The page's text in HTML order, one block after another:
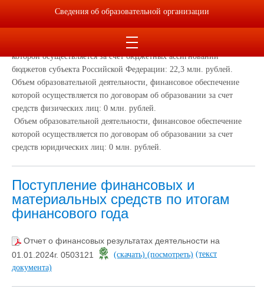
которой осуществляется за счет бюджетных ассигнований
федерального бюджета: 0 млн. рублей.
Объем образовательной деятельности, финансовое обеспечение
которой осуществляется за счет бюджетных ассигнований
бюджетов субъекта Российской Федерации: 22,3 млн. рублей.
Объем образовательной деятельности, финансовое обеспечение
которой осуществляется по договорам об образовании за счет
средств физических лиц: 0 млн. рублей.
Объем образовательной деятельности, финансовое обеспечение
которой осуществляется по договорам об образовании за счет
средств юридических лиц: 0 млн. рублей.
Поступление финансовых и
материальных средств по итогам
финансового года
Отчет о финансовых результатах деятельности на
01.01.2024г. 0503121
(скачать) (посмотреть) (текст
документа)
Сведения об образовательной организации